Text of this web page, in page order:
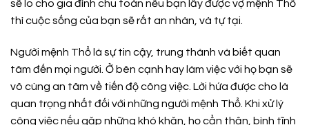
sẽ lo cho gia đình chu toàn nếu bạn lấy được vợ mệnh Thổ
thì cuộc sống của bạn sẽ rất an nhàn, và tự tại.
Người mệnh Thổ là sự tin cậy, trung thành và biết quan
tâm đến mọi người. Ở bên cạnh hay làm việc với họ bạn sẽ
vô cùng an tâm về tiến độ công việc. Lời hứa được cho là
quan trọng nhất đối với những người mệnh Thổ. Khi xử lý
công việc nếu gặp những khó khăn, họ cẩn thận, bình tĩnh